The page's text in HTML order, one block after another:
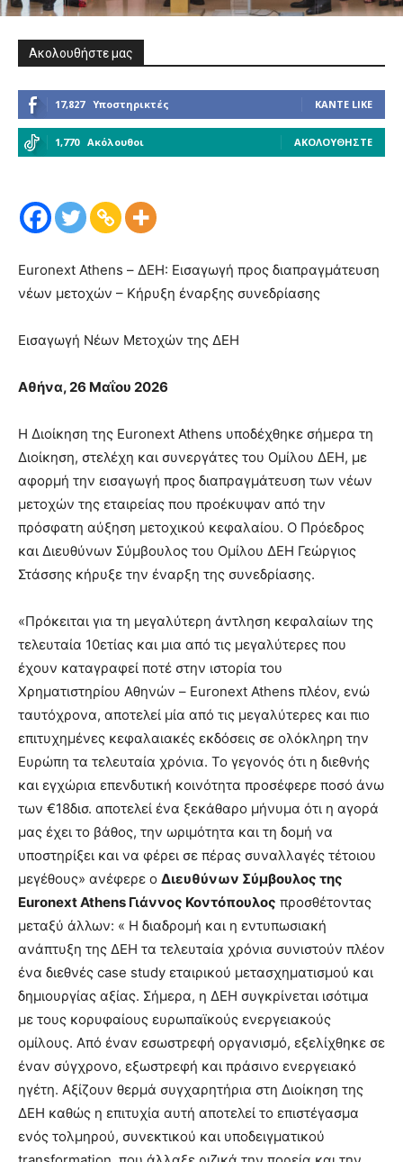
Ακολουθήστε μας
17,827 Υποστηρικτές ΚΆΝΤΕ LIKE
1,770 Ακόλουθοι ΑΚΟΛΟΥΘΉΣΤΕ
Euronext Athens – ΔΕΗ: Εισαγωγή προς διαπραγμάτευση
νέων μετοχών – Κήρυξη έναρξης συνεδρίασης
Εισαγωγή Νέων Μετοχών της ΔΕΗ
Αθήνα, 26 Μαΐου 2026
H Διοίκηση της Euronext Athens υποδέχθηκε σήμερα τη
Διοίκηση, στελέχη και συνεργάτες του Ομίλου ΔΕΗ, με
αφορμή την εισαγωγή προς διαπραγμάτευση των νέων
μετοχών της εταιρείας που προέκυψαν από την
πρόσφατη αύξηση μετοχικού κεφαλαίου. Ο Πρόεδρος
και Διευθύνων Σύμβουλος του Ομίλου ΔΕΗ Γεώργιος
Στάσσης κήρυξε την έναρξη της συνεδρίασης.
«Πρόκειται για τη μεγαλύτερη άντληση κεφαλαίων της
τελευταία 10ετίας και μια από τις μεγαλύτερες που
έχουν καταγραφεί ποτέ στην ιστορία του
Χρηματιστηρίου Αθηνών – Euronext Athens πλέον, ενώ
ταυτόχρονα, αποτελεί μία από τις μεγαλύτερες και πιο
επιτυχημένες κεφαλαιακές εκδόσεις σε ολόκληρη την
Ευρώπη τα τελευταία χρόνια. Το γεγονός ότι η διεθνής
και εγχώρια επενδυτική κοινότητα προσέφερε ποσό άνω
των €18δισ. αποτελεί ένα ξεκάθαρο μήνυμα ότι η αγορά
μας έχει το βάθος, την ωριμότητα και τη δομή να
υποστηρίξει και να φέρει σε πέρας συναλλαγές τέτοιου
μεγέθους» ανέφερε ο Διευθύνων Σύμβουλος της
EuronextAthens Γιάννος Κοντόπουλος προσθέτοντας
μεταξύ άλλων: « Η διαδρομή και η εντυπωσιακή
ανάπτυξη της ΔΕΗ τα τελευταία χρόνια συνιστούν πλέον
ένα διεθνές case study εταιρικού μετασχηματισμού και
δημιουργίας αξίας. Σήμερα, η ΔΕΗ συγκρίνεται ισότιμα
με τους κορυφαίους ευρωπαϊκούς ενεργειακούς
ομίλους. Από έναν εσωστρεφή οργανισμό, εξελίχθηκε σε
έναν σύγχρονο, εξωστρεφή και πράσινο ενεργειακό
ηγέτη. Αξίζουν θερμά συγχαρητήρια στη Διοίκηση της
ΔΕΗ καθώς η επιτυχία αυτή αποτελεί το επιστέγασμα
ενός τολμηρού, συνεκτικού και υποδειγματικού